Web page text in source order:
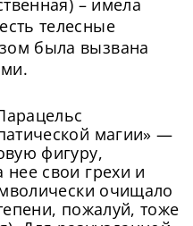
телесные
была вызвана
магии» —
фигуру,
свои грехи и
очищало
пожалуй, тоже